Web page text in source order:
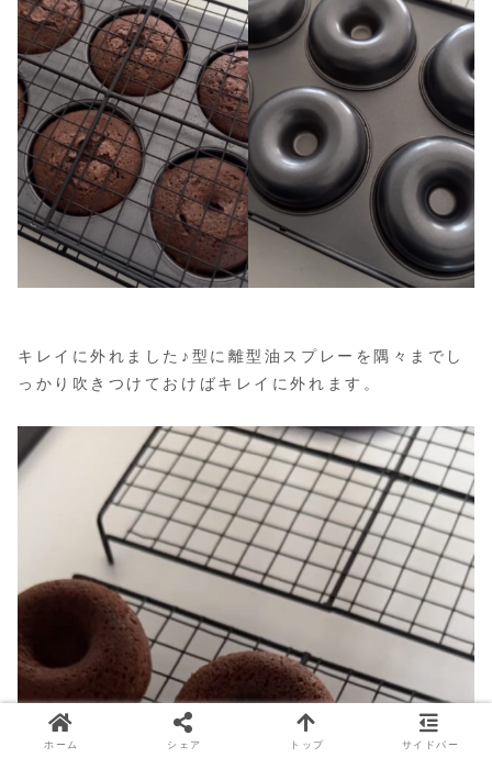
キレイに外れました♪型に離型油スプレーを隅々までし
っかり吹きつけておけばキレイに外れます。
ホーム シェア トップ サイドバー